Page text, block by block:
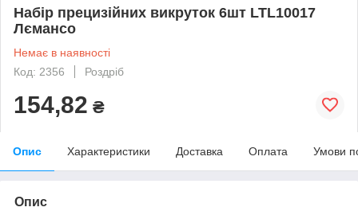
Набір прецизійних викруток 6шт LTL10017
Лємансо
Немає в наявності
Код: 2356
Роздріб
154,82 ₴
Опис Характеристики Доставка Оплата Умови
Опис